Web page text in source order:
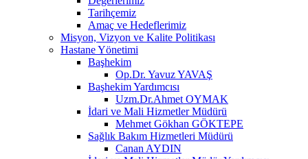
Tarihçemiz
Amaç ve Hedeflerimiz
Misyon, Vizyon ve Kalite Politikası
Hastane Yönetimi
Başhekim
Op.Dr. Yavuz YAVAŞ
Başhekim Yardımcısı
Uzm.Dr.Ahmet OYMAK
İdari ve Mali Hizmetler Müdürü
Mehmet Gökhan GÖKTEPE
Sağlık Bakım Hizmetleri Müdürü
Canan AYDIN